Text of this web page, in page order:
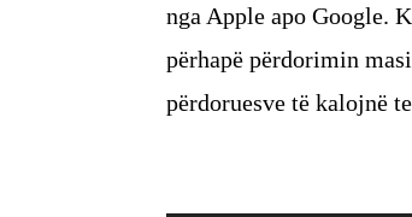
nga Apple apo Google.
përhapë përdorimin
përdoruesve të kalojnë